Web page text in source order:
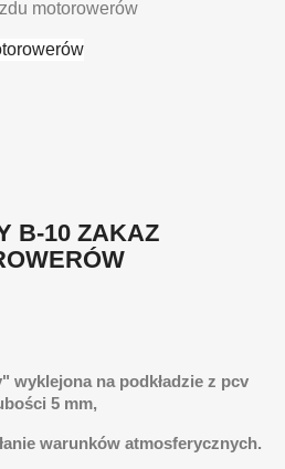
motorowerów
B-10 ZAKAZ
wyklejona na podkładzie z pcv
5 mm,
warunków atmosferycznych.